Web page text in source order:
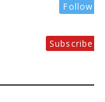
Follow
Subscribe